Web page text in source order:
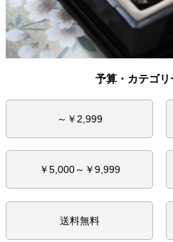
予算・カテゴ
～￥2,999
￥5,000～￥9,999
送料無料